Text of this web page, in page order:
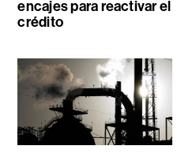
encajes para reactivar el
crédito